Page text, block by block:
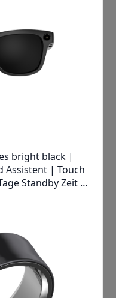
und
Ihren
immer
auf und
in
eine
sicher.
als